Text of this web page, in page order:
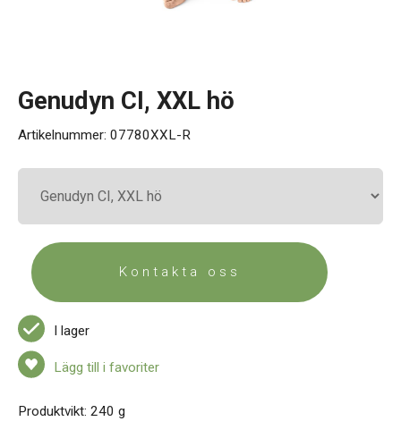
Genudyn CI, XXL hö
Artikelnummer: 07780XXL-R
Kontakta oss
I lager
Lägg till i favoriter
Produktvikt: 240 g